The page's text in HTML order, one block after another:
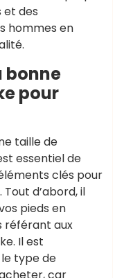
des
hommes en
bonne
pour
taille de
essentiel de
clés pour
d’abord, il
pieds en
référant aux
Il est
type de